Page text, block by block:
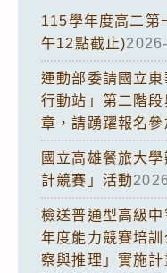
115學年度高二第
午12點截止)
運動部委請國立
行動站」第二階
章，請踴躍報名參
國立高雄餐旅大
計競賽」活動
檢送普通型高級
年度能力競賽培
察與推理」實施